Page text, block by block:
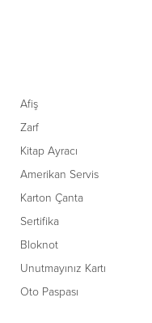
Afiş
Zarf
Kitap Ayracı
Amerikan Servis
Karton Çanta
Sertifika
Bloknot
Unutmayınız Kartı
Oto Paspası